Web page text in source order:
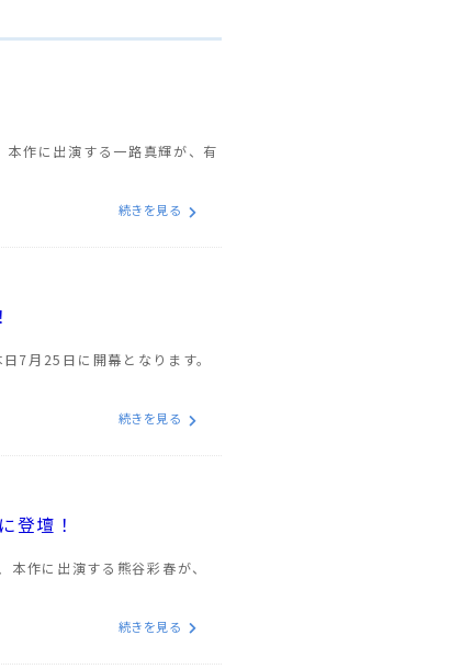
作に出演する一路真輝が、有
続きを見る
7月25日に開幕となります。
続きを見る
登壇！
作に出演する熊谷彩春が、
続きを見る